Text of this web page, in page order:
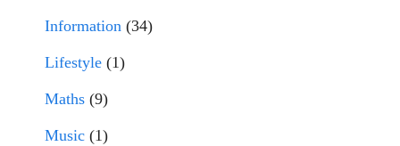
Information (34)
Lifestyle (1)
Maths (9)
Music (1)